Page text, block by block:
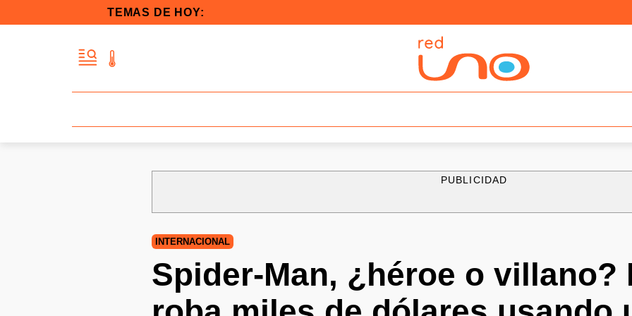
TEMAS DE HOY:
PUBLICIDAD
INTERNACIONAL
Spider-Man, ¿héroe o villano?